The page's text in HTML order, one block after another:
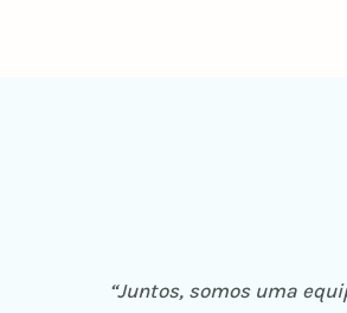
“Juntos, somos uma